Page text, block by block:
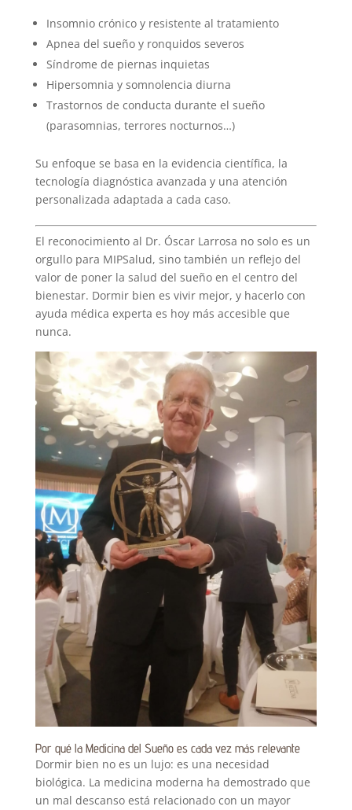
Insomnio crónico y resistente al tratamiento
Apnea del sueño y ronquidos severos
Síndrome de piernas inquietas
Hipersomnia y somnolencia diurna
Trastornos de conducta durante el sueño
(parasomnias, terrores nocturnos…)
Su enfoque se basa en la evidencia científica, la
tecnología diagnóstica avanzada y una atención
personalizada adaptada a cada caso.
El reconocimiento al Dr. Óscar Larrosa no solo es un
orgullo para MIPSalud, sino también un reflejo del
valor de poner la salud del sueño en el centro del
bienestar. Dormir bien es vivir mejor, y hacerlo con
ayuda médica experta es hoy más accesible que
nunca.
Por qué la Medicina del Sueño es cada vez más relevante
Dormir bien no es un lujo: es una necesidad
biológica. La medicina moderna ha demostrado que
un mal descanso está relacionado con un mayor